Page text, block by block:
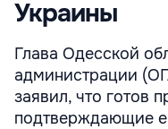
Украины
Глава Одесской
администрации
заявил, что готов
подтверждающие